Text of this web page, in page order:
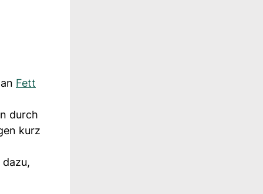
Fett
durch
kurz